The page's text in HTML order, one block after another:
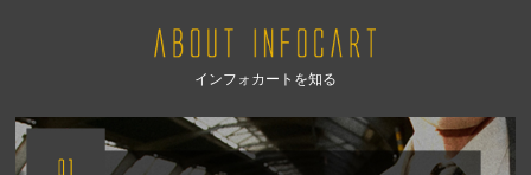
インフォカートを知る